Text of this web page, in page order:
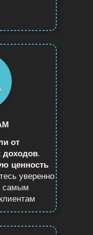
от
доходов.
ценность
уверенно
самым